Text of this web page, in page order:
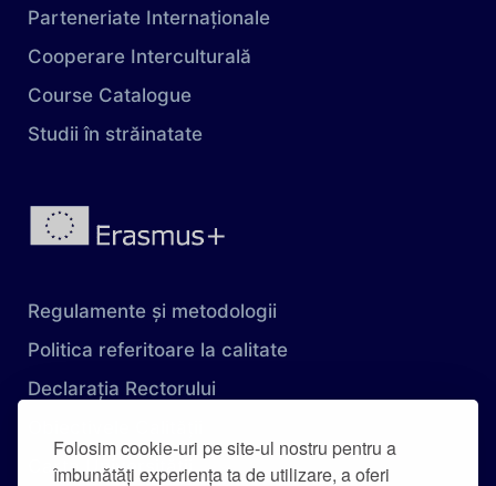
Folosim cookie-uri pe site-ul nostru pentru a
îmbunătăți experiența ta de utilizare, a oferi
Parteneriate Internaționale
Cooperare Interculturală
Course Catalogue
Studii în străinatate
Regulamente și metodologii
Politica referitoare la calitate
Declarația Rectorului
Carta Universității